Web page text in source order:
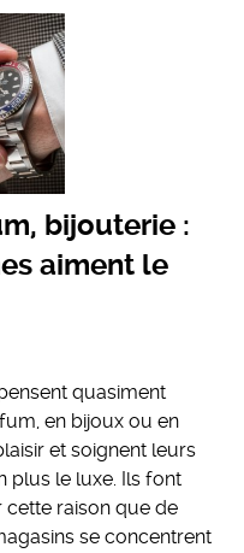
bijouterie :
aiment le
quasiment
en bijoux ou en
et soignent leurs
plus le luxe. Ils font
cette raison que de
se concentrent